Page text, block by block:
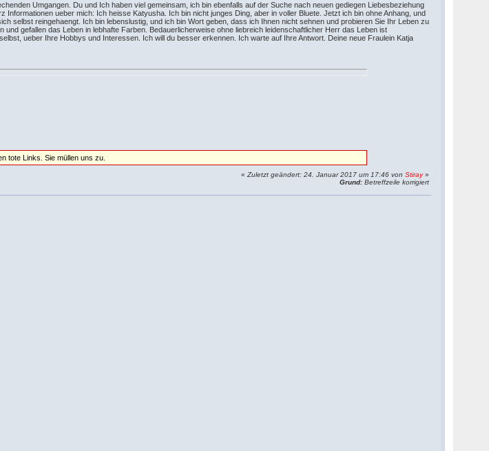
Umgangen. Du und Ich haben viel gemeinsam, ich bin ebenfalls auf der Suche nach neuen gediegen Liebesbeziehung
ueber mich: Ich heisse Katyusha. Ich bin nicht junges Ding, aber in voller Bluete. Jetzt ich bin ohne Anhang, und
selbst reingehaengt. Ich bin lebenslustig, und ich bin Wort geben, dass ich Ihnen nicht sehnen und probieren Sie Ihr Leben zu
gefallen das Leben in lebhafte Farben. Bedauerlicherweise ohne liebreich leidenschaftlicher Herr das Leben ist
ueber Ihre Hobbys und Interessen. Ich will du besser erkennen. Ich warte auf Ihre Antwort. Deine neue Fraulein Katja
tote Links. Sie müllen uns zu.
«Zuletzt geändert: 24. Januar 2017 um 17:46 vonStiray»
Grund: Betreffzeile korrigiert